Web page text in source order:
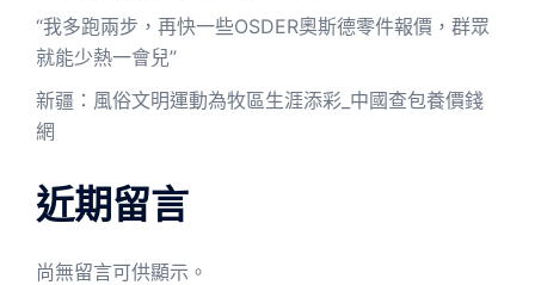
“我多跑兩步，再快一些OSDER奧斯德零件報價，群眾
就能少熱一會兒”
新疆：風俗文明運動為牧區生涯添彩_中國查包養價錢
網
近期留言
尚無留言可供顯示。